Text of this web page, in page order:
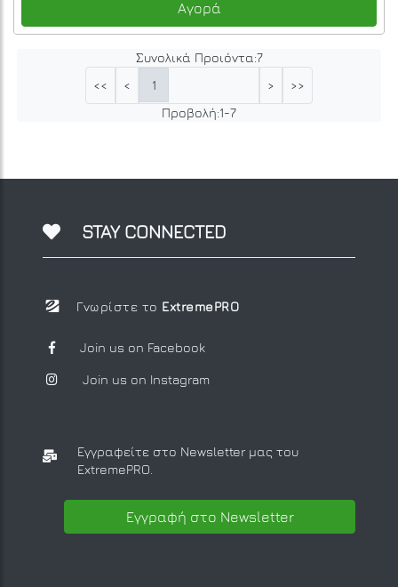
Αγορά
Συνολικά Προιόντα:7
<<
< 1 >
>>
Προβολή:1-7
STAY CONNECTED
Γνωρίστε το ExtremePRO
Join us on Facebook
Join us on Instagram
Εγγραφείτε στο Newsletter μας του
ExtremePRO.
Εγγραφή στο Newsletter